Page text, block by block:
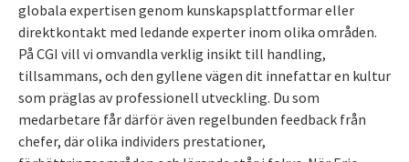
globala expertisen genom kunskapsplattformar eller
direktkontakt med ledande experter inom olika områden.
På CGI vill vi omvandla verklig insikt till handling,
tillsammans, och den gyllene vägen dit innefattar en kultur
som präglas av professionell utveckling. Du som
medarbetare får därför även regelbunden feedback från
chefer, där olika individers prestationer,